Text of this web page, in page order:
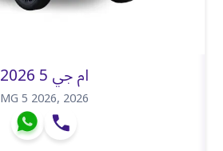
ام جي 5 2026
MG 5 2026,2026